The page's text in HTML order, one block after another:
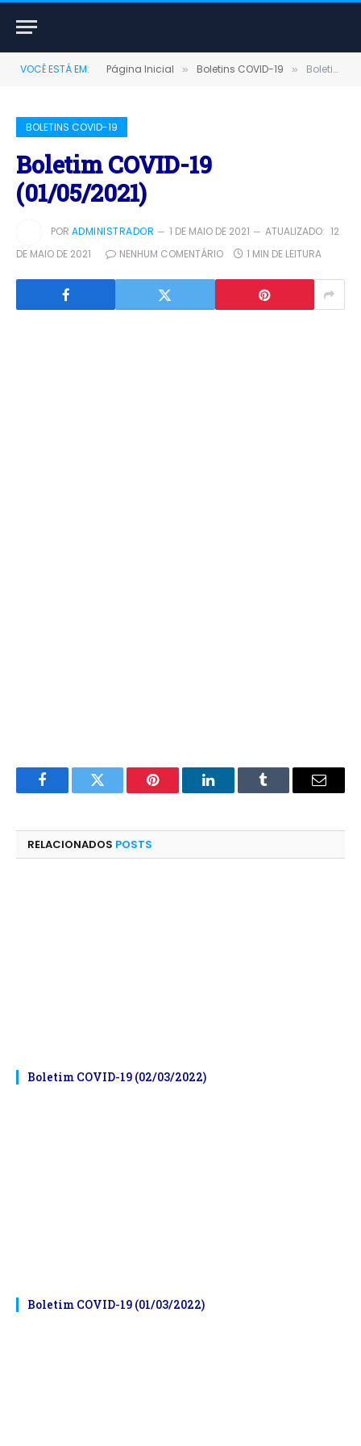
VOCÊ ESTÁ EM: Página Inicial » Boletins COVID-19 » Boletim COVID-19 (01/05/2021)
BOLETINS COVID-19
Boletim COVID-19
(01/05/2021)
POR ADMINISTRADOR 1 DE MAIO DE 2021 ATUALIZADO: 12
DE MAIO DE 2021
NENHUM COMENTÁRIO 1 MIN DE LEITURA
FacebookTwitter Pinterest LinkedInTumblr
E-
RELACIONADOS POSTS
Boletim COVID-19 (02/03/2022)
Boletim COVID-19 (01/03/2022)